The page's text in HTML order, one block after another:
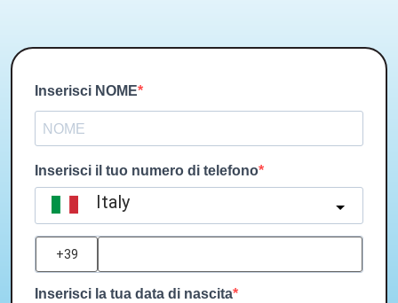
Inserisci NOME
Inserisci il tuo numero di telefono
Italy
Inserisci la tua data di nascita